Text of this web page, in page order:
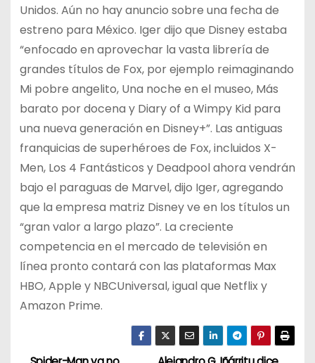
Unidos. Aún no hay anuncio sobre una fecha de
estreno para México. Iger dijo que Disney estaba
“enfocado en aprovechar la vasta librería de
grandes títulos de Fox, por ejemplo reimaginando
Mi pobre angelito, Una noche en el museo, Más
barato por docena y Diary of a Wimpy Kid para
una nueva generación en Disney+”. Las antiguas
franquicias de superhéroes de Fox, incluidos X-
Men, Los 4 Fantásticos y Deadpool ahora vendrán
bajo el paraguas de Marvel, dijo Iger, agregando
que la empresa matriz Disney ve en los títulos un
“gran valor a largo plazo”. La creciente
competencia en el mercado de televisión en
línea pronto contará con las plataformas Max
HBO, Apple y NBCUniversal, igual que Netflix y
Amazon Prime.